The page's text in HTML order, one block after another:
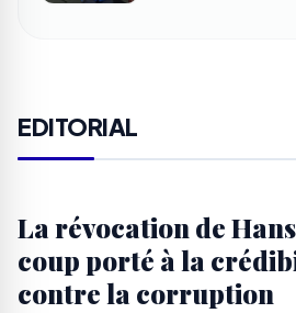
EDITORIAL
La révocation de
coup porté à la
contre la corruption